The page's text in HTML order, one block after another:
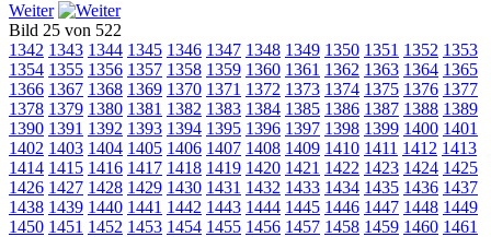
Weiter
Bild 25 von 522
1342 1343 1344 1345 1346 1347 1348 1349 1350 1351 1352 1353
1354 1355 1356 1357 1358 1359 1360 1361 1362 1363 1364 1365
1366 1367 1368 1369 1370 1371 1372 1373 1374 1375 1376 1377
1378 1379 1380 1381 1382 1383 1384 1385 1386 1387 1388 1389
1390 1391 1392 1393 1394 1395 1396 1397 1398 1399 1400 1401
1402 1403 1404 1405 1406 1407 1408 1409 1410 1411 1412 1413
1414 1415 1416 1417 1418 1419 1420 1421 1422 1423 1424 1425
1426 1427 1428 1429 1430 1431 1432 1433 1434 1435 1436 1437
1438 1439 1440 1441 1442 1443 1444 1445 1446 1447 1448 1449
1450 1451 1452 1453 1454 1455 1456 1457 1458 1459 1460 1461